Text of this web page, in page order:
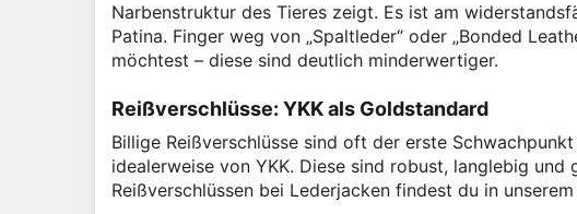
Narbenstruktur des Tieres zeigt. Es ist am
Patina. Finger weg von „Spaltleder“ oder „Bonded
möchtest – diese sind deutlich minderwertiger.
Reißverschlüsse: YKK als Goldstandard
Billige Reißverschlüsse sind oft der erste
idealerweise von YKK. Diese sind robust, langlebig
Reißverschlüssen bei Lederjacken findest du in